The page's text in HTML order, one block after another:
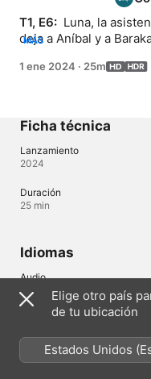
T1, E6: Luna, la
deja a Aníbal y a
la Navidad juntos. A
hechizos que invoca a
de muy baja estatura.
MÁS
1 ene 2024 · 25m
Ficha técnica
Lanzamiento
2024
Duración
25 min
Idiomas
Audio
Español (España) (⁨Dolby
(Brasil) (⁨Dolby 5.1⁩)
Elige otro país
de tu ubicación
Estados Unidos
México)